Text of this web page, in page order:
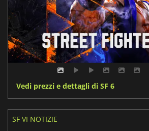
Vedi prezzi e dettagli di SF 6
SF VI NOTIZIE